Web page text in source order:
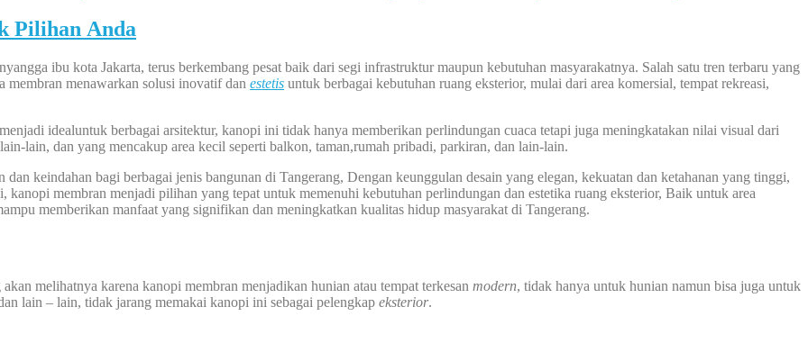
Pilihan Anda
ibu kota Jakarta, terus berkembang pesat baik dari segi infrastruktur maupun kebutuhan masyarakatnya. Salah satu tren terbaru yang
membran menawarkan solusi inovatif dan estetis untuk berbagai kebutuhan ruang eksterior, mulai dari area komersial, tempat rekreasi,
idealuntuk berbagai arsitektur, kanopi ini tidak hanya memberikan perlindungan cuaca tetapi juga meningkatakan nilai visual dari
lain, dan yang mencakup area kecil seperti balkon, taman,rumah pribadi, parkiran, dan lain-lain.
keindahan bagi berbagai jenis bangunan di Tangerang, Dengan keunggulan desain yang elegan, kekuatan dan ketahanan yang tinggi,
kanopi membran menjadi pilihan yang tepat untuk memenuhi kebutuhan perlindungan dan estetika ruang eksterior, Baik untuk area
memberikan manfaat yang signifikan dan meningkatkan kualitas hidup masyarakat di Tangerang.
melihatnya karena kanopi membran menjadikan hunian atau tempat terkesan modern, tidak hanya untuk hunian namun bisa juga untuk
lain – lain, tidak jarang memakai kanopi ini sebagai pelengkap eksterior.